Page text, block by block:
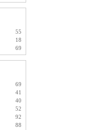
55
18
69
69
41
40
52
92
88